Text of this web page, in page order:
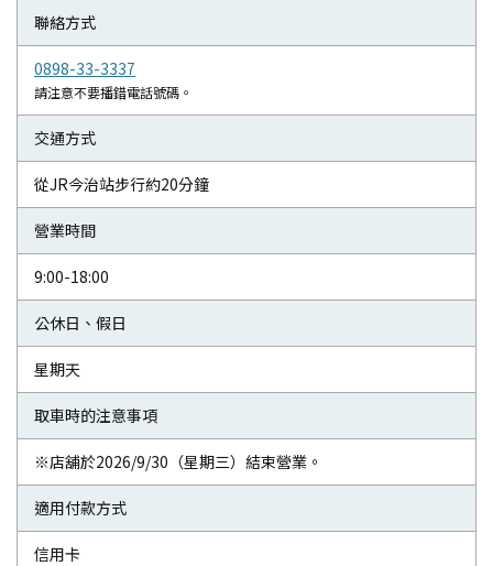
聯絡方式
0898-33-3337
請注意不要播錯電話號碼。
交通方式
從JR今治站步行約20分鐘
營業時間
9:00-18:00
公休日、假日
星期天
取車時的注意事項
※店舖於2026/9/30（星期三）結束營業。
適用付款方式
信用卡